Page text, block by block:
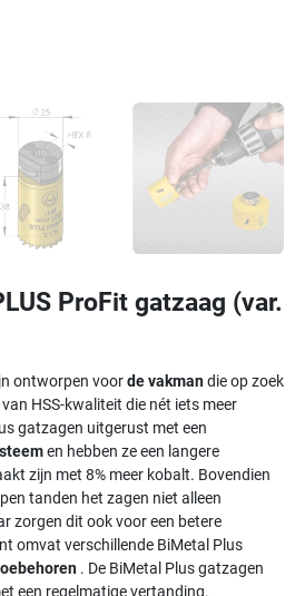
ProFit gatzaag (var.
ontworpen voorde vakmandie op zoek
HSS-kwaliteit die nét iets meer
gatzagen uitgerust met een
en hebben ze een langere
zijn met 8% meer kobalt. Bovendien
tanden het zagen niet alleen
zorgen dit ook voor een betere
omvat verschillende BiMetal Plus
. De BiMetal Plus gatzagen
een regelmatige vertanding.